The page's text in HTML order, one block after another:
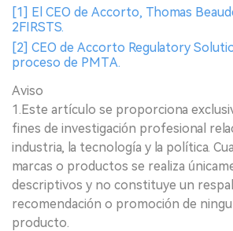
[1] El CEO de Accorto, Thomas
2FIRSTS.
[2] CEO de Accorto Regulatory
proceso de PMTA.
Aviso
1.Este artículo se proporciona
fines de investigación profesional
industria, la tecnología y la política.
marcas o productos se realiza
descriptivos y no constituye un
recomendación o promoción de
producto.